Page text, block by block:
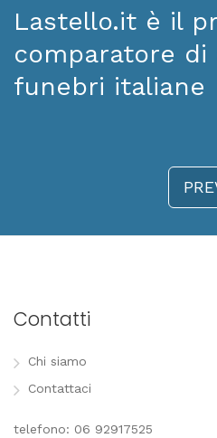
Lastello.it è il
comparatore di
funebri italiane
Contatti
Chi siamo
Contattaci
telefono: 06 92917525